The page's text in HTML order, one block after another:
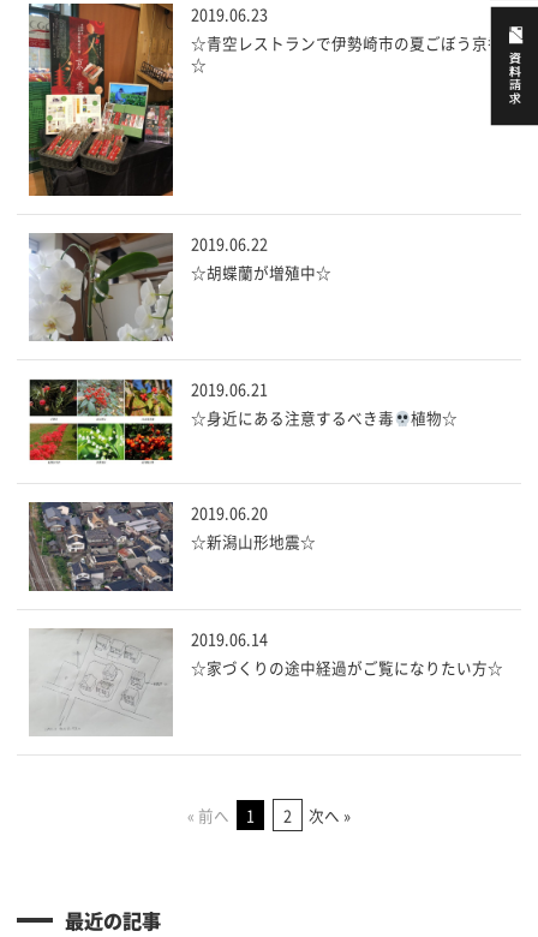
2019.06.23
☆青空レストランで伊勢崎市の夏ごぼう京香
☆
2019.06.22
☆胡蝶蘭が増殖中☆
2019.06.21
☆身近にある注意するべき毒
植物☆
2019.06.20
☆新潟山形地震☆
2019.06.14
☆家づくりの途中経過がご覧になりたい方☆
« 前へ 1 2 次へ »
最近の記事